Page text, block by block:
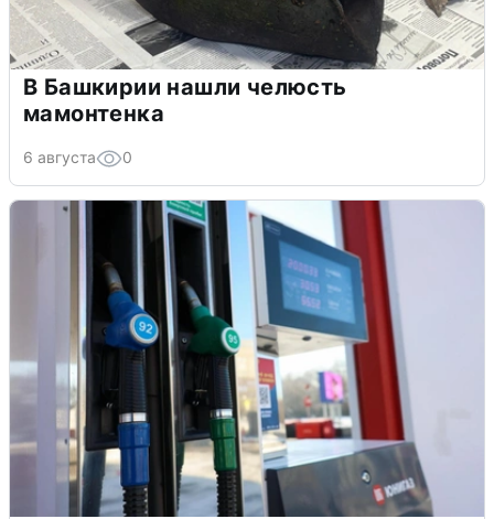
В Башкирии нашли челюсть
мамонтенка
6 августа 0